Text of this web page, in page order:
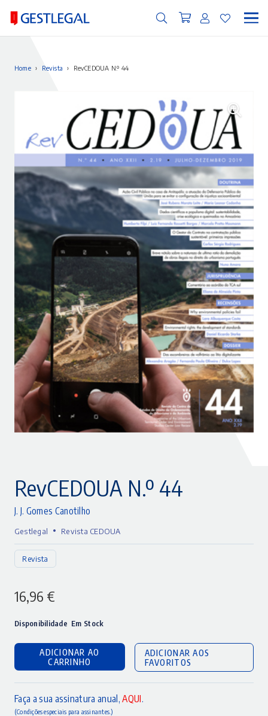
Home › Revista › RevCEDOUA N.º 44
RevCEDOUA N.º 44
J. J. Gomes Canotilho
Gestlegal • Revista CEDOUA
Revista
16,96 €
Disponibilidade Em Stock
ADICIONAR AO
CARRINHO
ADICIONAR AOS
FAVORITOS
Faça a sua assinatura anual,AQUI.
(Condições especiais para assinantes.)